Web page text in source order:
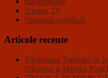
Trinitas TV
Vatopedu (română)
Articole recente
Tricântarea Triodului în
Sfântului şi Marelui